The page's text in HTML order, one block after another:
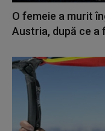
O femeie a murit
Austria, după ce a